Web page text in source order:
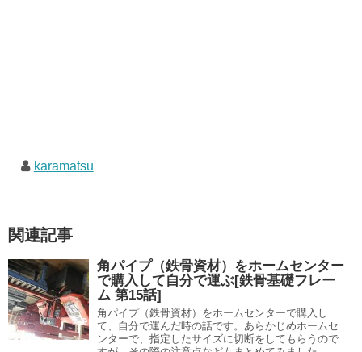
karamatsu
関連記事
角パイプ（鉄骨資材）をホームセンター
で購入して自分で運ぶ[鉄骨基礎フレー
ム 第15話]
角パイプ（鉄骨資材）をホームセンターで購入し
て、自分で運んだ時の話です。あらかじめホームセ
ンターで、指定したサイズに切断をしてもらうので